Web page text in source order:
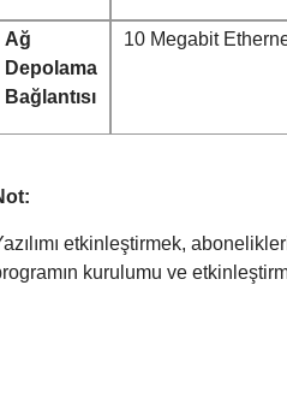
Ağ
Depolama
Bağlantısı
10 Megabit
etkinleştirmek,
kurulumu ve